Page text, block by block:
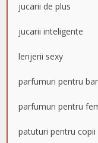
jucarii de plus
jucarii inteligente
lenjerii sexy
parfumuri pentru
parfumuri pentru
patuturi pentru copii